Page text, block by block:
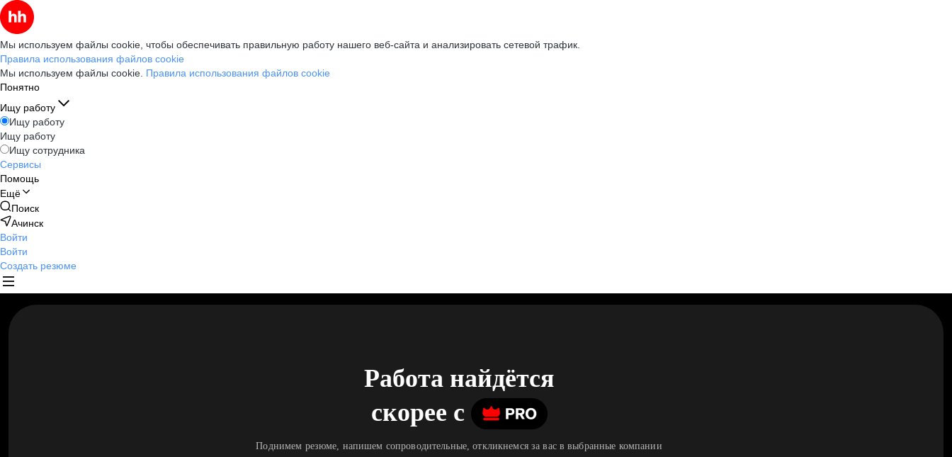
Мы используем файлы cookie, чтобы обеспечивать правильную работу нашего веб-сайта и анализировать сетевой трафик.
Правила использования файлов cookie
Мы используем файлы cookie. Правила использования файлов cookie
Понятно
Ищу работу
Ищу работу
Ищу работу
Ищу сотрудника
Сервисы
Помощь
Ещё
Поиск
Ачинск
Войти
Войти
Создать резюме
Работа найдётся
скорее c
Поднимем резюме, напишем сопроводительные, откликнемся за вас в выбранные компании